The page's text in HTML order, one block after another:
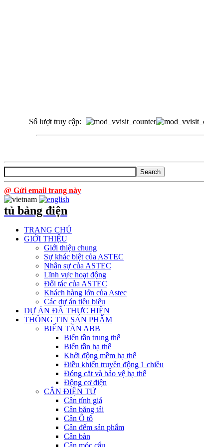
Số lượt truy cập:
@ Gửi email trang này
tủ bảng điện
TRANG CHỦ
GIỚI THIỆU
Giới thiệu chung
Sự khác biệt của ASTEC
Nhân sự của ASTEC
Lĩnh vực hoạt động
Đối tác của ASTEC
Khách hàng lớn của Astec
Các dự án tiêu biểu
DỰ ÁN ĐÃ THỰC HIỆN
THÔNG TIN SẢN PHẨM
BIẾN TẦN ABB
Biến tần trung thế
Biến tần hạ thế
Khởi động mềm hạ thế
Điều khiển truyền động 1 chiều
Đóng cắt và bảo vệ hạ thế
Động cơ điện
CÂN ĐIỆN TỬ
Cân tính giá
Cân băng tải
Cân Ô tô
Cân đếm sản phẩm
Cân bàn
Cân móc cẩu